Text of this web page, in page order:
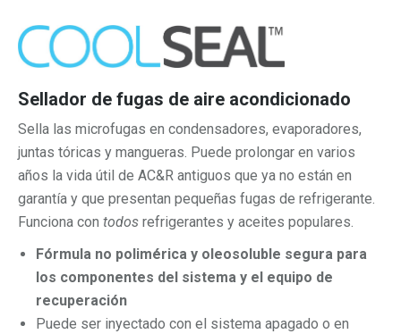
Sellador de fugas de aire acondicionado
Sella las microfugas en condensadores, evaporadores,
juntas tóricas y mangueras. Puede prolongar en varios
años la vida útil de AC&R antiguos que ya no están en
garantía y que presentan pequeñas fugas de refrigerante.
Funciona con todos refrigerantes y aceites populares.
Fórmula no polimérica y oleosoluble segura para
los componentes del sistema y el equipo de
recuperación
Puede ser inyectado con el sistema apagado o en